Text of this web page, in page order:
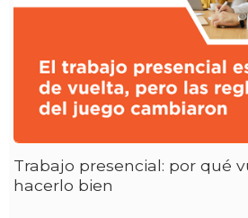
Trabajo presencial: por qué
hacerlo bien